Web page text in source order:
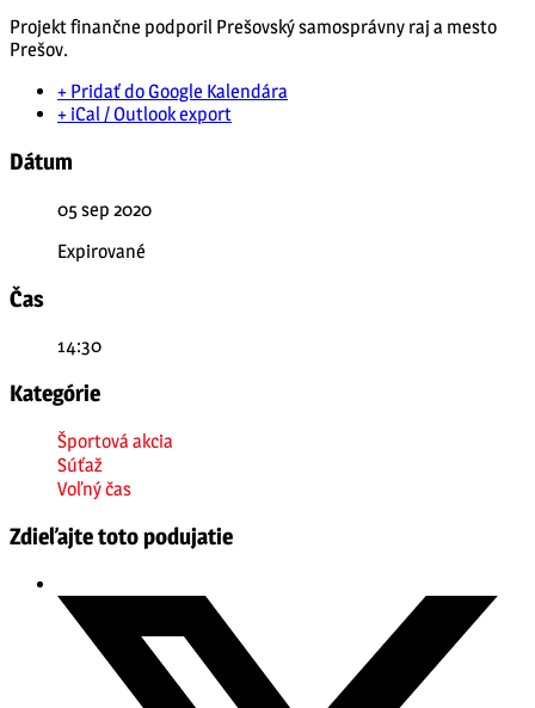
Projekt finančne podporil Prešovský samosprávny raj a mesto
Prešov.
+ Pridať do Google Kalendára
+ iCal / Outlook export
Dátum
05 sep 2020
Expirované
Čas
14:30
Kategórie
Športová akcia
Súťaž
Voľný čas
Zdieľajte toto podujatie